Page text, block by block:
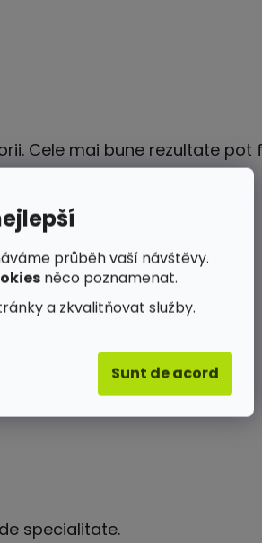
průběh vaší návštěvy.
něco poznamenat.
a zkvalitňovat služby.
Sunt de acord
Cele mai bune rezultate pot
specialitate.